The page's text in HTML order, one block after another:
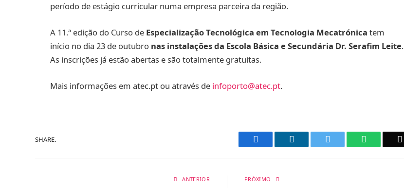
período de estágio curricular numa empresa parceira da região.
A 11.ª edição do Curso de Especialização Tecnológica em Tecnologia Mecatrónica tem
início no dia 23 de outubro nas instalações da Escola Básica e Secundária Dr. Serafim Leite.
As inscrições já estão abertas e são totalmente gratuitas.
Mais informações em atec.pt ou através de infoporto@atec.pt.
SHARE. Facebook LinkedIn WhatsApp
ANTERIOR PRÓXIMO